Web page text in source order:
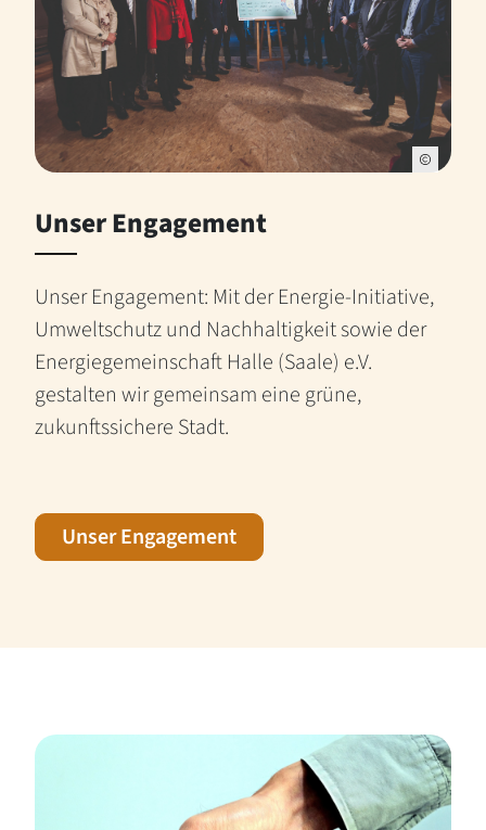
Unser Engagement
Unser Engagement: Mit der Energie-Initiative,
Umweltschutz und Nachhaltigkeit sowie der
Energiegemeinschaft Halle (Saale) e.V.
gestalten wir gemeinsam eine grüne,
zukunftssichere Stadt.
Unser Engagement